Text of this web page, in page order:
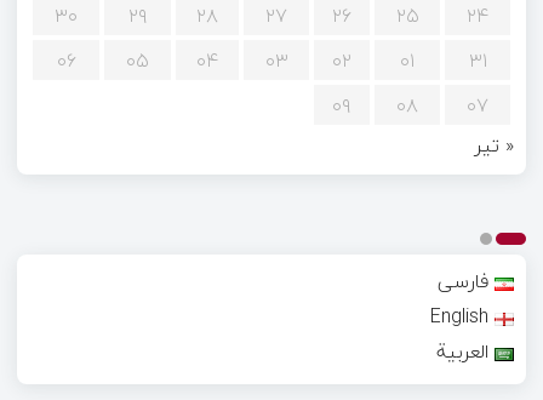
۲۴
۲۵ ۲۶ ۲۷ ۲۸ ۲۹
۳۰
۳۱
۰۱ ۰۲ ۰۳ ۰۴ ۰۵
۰۶
۰۷
۰۸
۰۹
« تیر
فارسی
English
العربية